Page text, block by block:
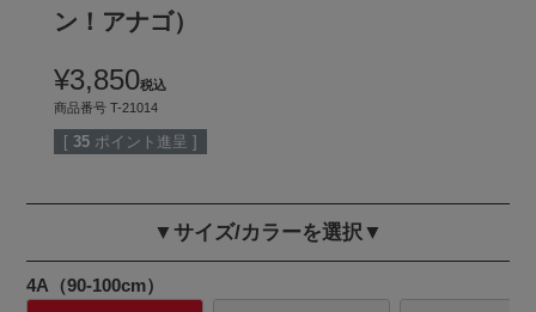
ン！アナゴ）
¥3,850税込
商品番号 T-21014
[ 35 ポイント進呈 ]
▼サイズ/カラーを選択▼
4A（90-100cm）